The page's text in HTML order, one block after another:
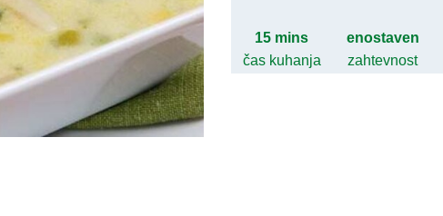
15 mins
čas kuhanja
enostaven
zahtevnost